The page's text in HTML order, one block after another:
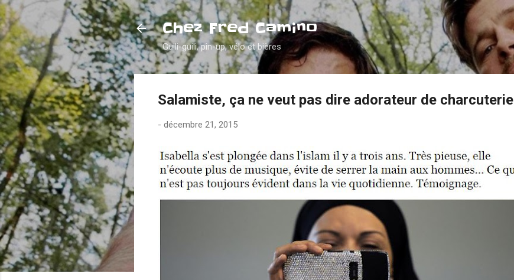
Accéder au contenu principal
Chez Fred Camino
Guili-guili, pin-up, vélo et bières
Salamiste, ça ne veut pas dire adorateur de charcuterie
- décembre 21, 2015